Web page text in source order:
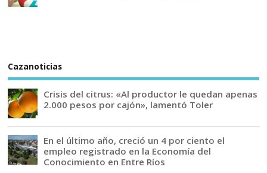
Cazanoticias
Crisis del citrus: «Al productor le quedan apenas
2.000 pesos por cajón», lamentó Toler
En el último año, creció un 4 por ciento el
empleo registrado en la Economía del
Conocimiento en Entre Ríos